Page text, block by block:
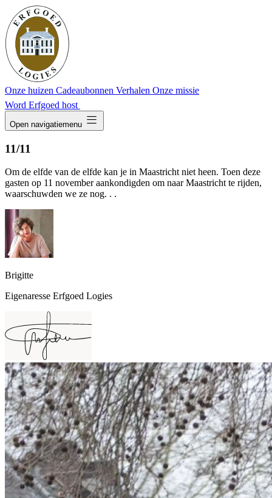
Onze huizen Cadeaubonnen Verhalen Onze missie
Word Erfgoed host
Open navigatiemenu dehaze
11/11
Om de elfde van de elfde kan je in Maastricht niet heen. Toen deze
gasten op 11 november aankondigden om naar Maastricht te rijden,
waarschuwden we ze nog. . .
Brigitte
Eigenaresse Erfgoed Logies